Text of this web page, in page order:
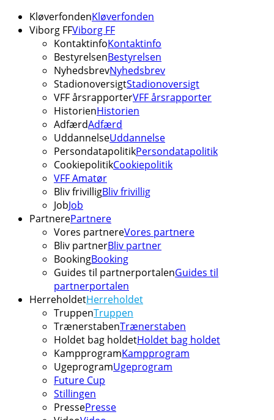
KløverfondenKløverfonden
Viborg FFViborg FF
KontaktinfoKontaktinfo
BestyrelsenBestyrelsen
NyhedsbrevNyhedsbrev
StadionoversigtStadionoversigt
VFF årsrapporterVFF årsrapporter
HistorienHistorien
AdfærdAdfærd
UddannelseUddannelse
PersondatapolitikPersondatapolitik
CookiepolitikCookiepolitik
VFF Amatør
Bliv frivilligBliv frivillig
JobJob
PartnerePartnere
Vores partnereVores partnere
Bliv partnerBliv partner
BookingBooking
Guides til partnerportalenGuides til
partnerportalen
HerreholdetHerreholdet
TruppenTruppen
TrænerstabenTrænerstaben
Holdet bag holdetHoldet bag holdet
KampprogramKampprogram
UgeprogramUgeprogram
Future Cup
Stillingen
PressePresse